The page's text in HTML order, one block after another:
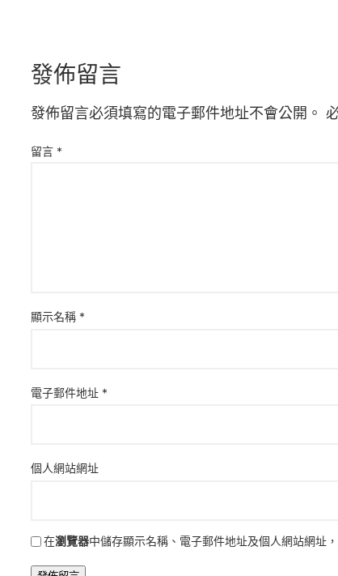
發佈留言
發佈留言必須填寫的電子郵件地址不會公開。
留言 *
顯示名稱 *
電子郵件地址 *
個人網站網址
在瀏覽器中儲存顯示名稱、電子郵件地址及個人網站網址